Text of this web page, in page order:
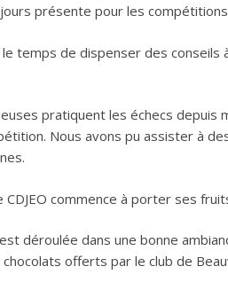
présente pour les
le temps de dispenser des
pratiquent les échecs depuis
Nous avons pu assister à
commence à porter ses
déroulée dans une bonne
offerts par le club de